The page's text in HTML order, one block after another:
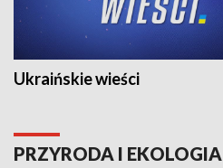
Ukraińskie wieści
PRZYRODA I EKOLOGIA